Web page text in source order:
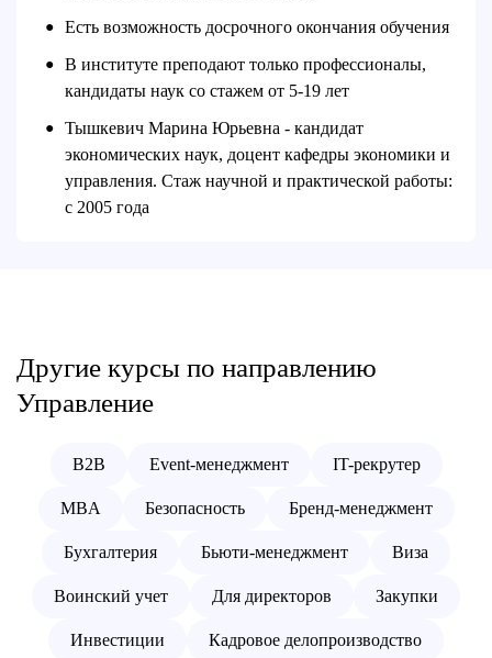
● Есть возможность досрочного окончания обучения
●
В институте преподают только профессионалы,
кандидаты наук со стажем от 5-19 лет
●
Тышкевич Марина Юрьевна - кандидат
экономических наук, доцент кафедры экономики и
управления. Стаж научной и практической работы:
с 2005 года
Другие курсы по направлению
Управление
B2B Event-менеджмент IT-рекрутер
MBA Безопасность Бренд-менеджмент
Бухгалтерия Бьюти-менеджмент Виза
Воинский учет Для директоров Закупки
Инвестиции Кадровое делопроизводство